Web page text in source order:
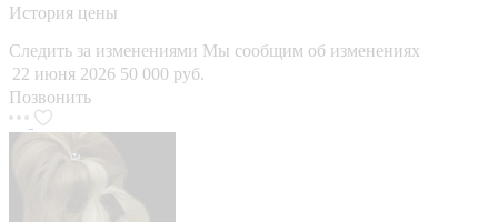
История цены
Следить за изменениями Мы сообщим об изменениях
22 июня 2026 50 000 руб.
Позвонить